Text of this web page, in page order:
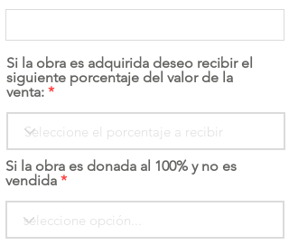
Si la obra es adquirida deseo recibir el
siguiente porcentaje del valor de la
venta:
Si la obra es donada al 100% y no es
vendida